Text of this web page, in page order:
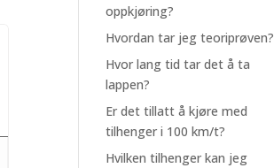
oppkjøring?
Hvordan tar jeg teoriprøven?
Hvor lang tid tar det å ta
lappen?
Er det tillatt å kjøre med
tilhenger i 100 km/t?
Hvilken tilhenger kan jeg